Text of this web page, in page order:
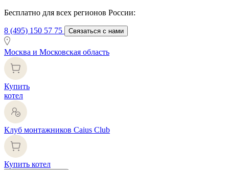
Бесплатно для всех регионов России:
8 (495) 150 57 75 Связаться с нами
Москва и Московская область
Купить
котел
Клуб монтажников Caius Club
Купить котел